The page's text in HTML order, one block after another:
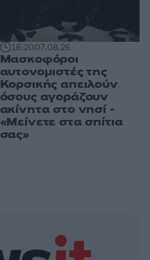
16:2007.08.26
Μασκοφόροι
αυτονομιστές της
Κορσικής απειλούν
όσους αγοράζουν
ακίνητα στο νησί -
«Μείνετε στα σπίτια
σας»